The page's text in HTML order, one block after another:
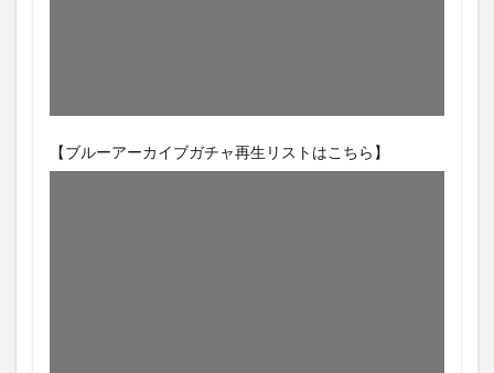
【ブルーアーカイブガチャ再生リストはこちら】